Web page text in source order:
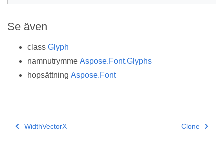
Se även
class Glyph
namnutrymme Aspose.Font.Glyphs
hopsättning Aspose.Font
WidthVectorX Clone